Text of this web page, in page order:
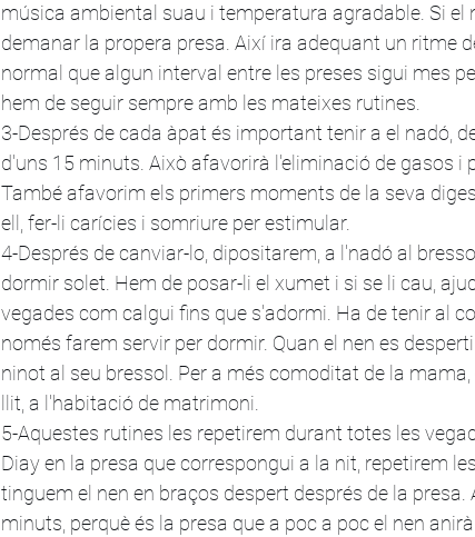
música ambiental suau i temperatura agradable. Si el
demanar la propera presa. Així ira adequant un ritme
normal que algun interval entre les preses sigui mes
hem de seguir sempre amb les mateixes rutines.
3-Després de cada àpat és important tenir a el nadó,
d'uns 15 minuts. Això afavorirà l'eliminació de gasos i
També afavorim els primers moments de la seva
ell, fer-li carícies i somriure per estimular.
4-Després de canviar-lo, dipositarem, a l'nadó al
dormir solet. Hem de posar-li el xumet i si se li cau,
vegades com calgui fins que s'adormi. Ha de tenir al
només farem servir per dormir. Quan el nen es
ninot al seu bressol. Per a més comoditat de la
llit, a l'habitació de matrimoni.
5-Aquestes rutines les repetirem durant totes les
Diay en la presa que correspongui a la nit, repetirem
tinguem el nen en braços despert després de la
minuts, perquè és la presa que a poc a poc el nen